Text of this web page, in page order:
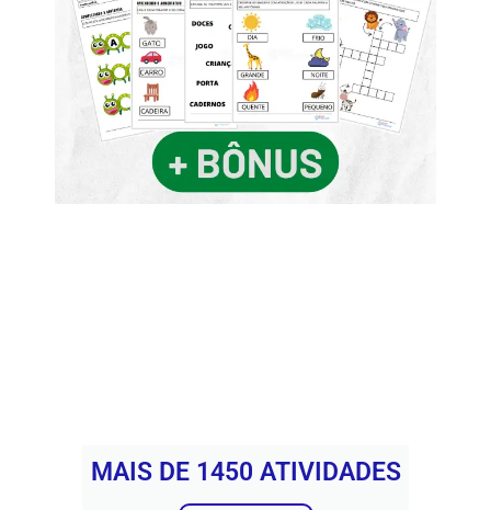
MAIS DE 1450 ATIVIDADES